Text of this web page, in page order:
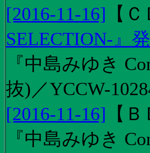
[2016-11-16] 【 Ｃ
SELECTION-』
『中島みゆき
抜)／YCCW-
[2016-11-16] 【 Ｂ
『中島みゆき